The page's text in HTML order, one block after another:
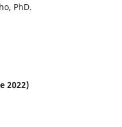
PhD.
2022)